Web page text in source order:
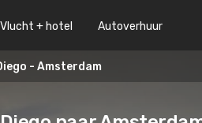
Vlucht + hotel Autoverhuur
- Amsterdam